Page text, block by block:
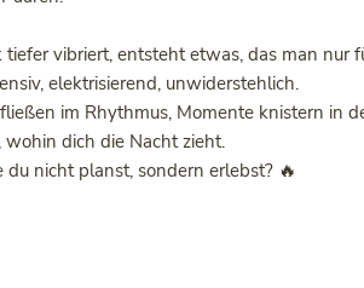
vibriert, entsteht etwas, das man nur
elektrisierend, unwiderstehlich.
im Rhythmus, Momente knistern in
dich die Nacht zieht.
nicht planst, sondern erlebst? 🔥